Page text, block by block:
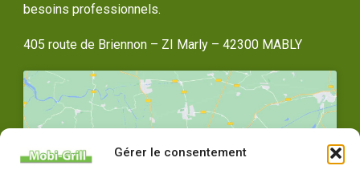
Gérer le consentement
besoins professionnels.
405 route de Briennon – ZI Marly – 42300 MABLY